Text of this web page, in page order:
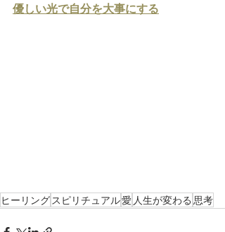
優しい光で自分を大事にする
ヒーリングスピリチュアル愛 人生が変わる 思考